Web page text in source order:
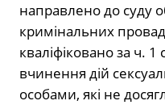
направлено до суду
кримінальних
кваліфіковано за ч. 1
вчинення дій
особами, які не